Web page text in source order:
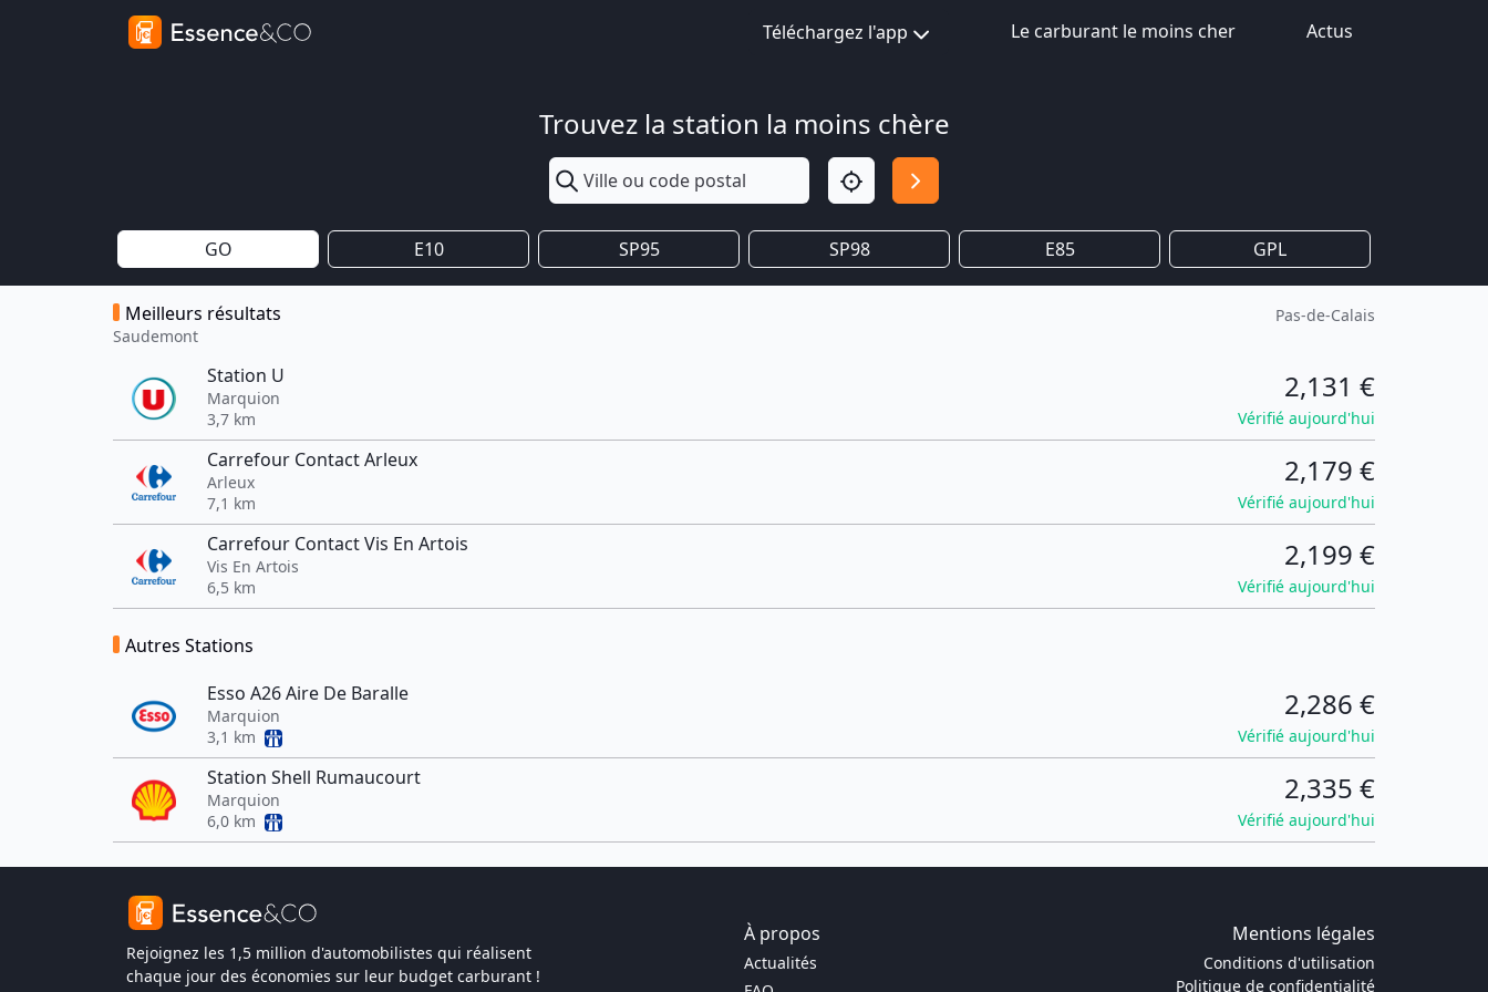
Téléchargez l'app Le carburant le moins cher Actus
Trouvez la station la moins chère
GO E10 SP95 SP98 E85 GPL
Meilleurs résultats
Saudemont
Pas-de-Calais
Station U
Marquion
3,7 km
2,131 €
Vérifié aujourd'hui
Carrefour Contact Arleux
Arleux
7,1 km
2,179 €
Vérifié aujourd'hui
Carrefour Contact Vis En Artois
Vis En Artois
6,5 km
2,199 €
Vérifié aujourd'hui
Autres Stations
Esso A26 Aire De Baralle
Marquion
3,1 km
2,286 €
Vérifié aujourd'hui
Station Shell Rumaucourt
Marquion
6,0 km
2,335 €
Vérifié aujourd'hui
Rejoignez les 1,5 million d'automobilistes qui réalisent
chaque jour des économies sur leur budget carburant !
À propos Mentions légales
Actualités
Conditions d'utilisation
Politique de confidentialité